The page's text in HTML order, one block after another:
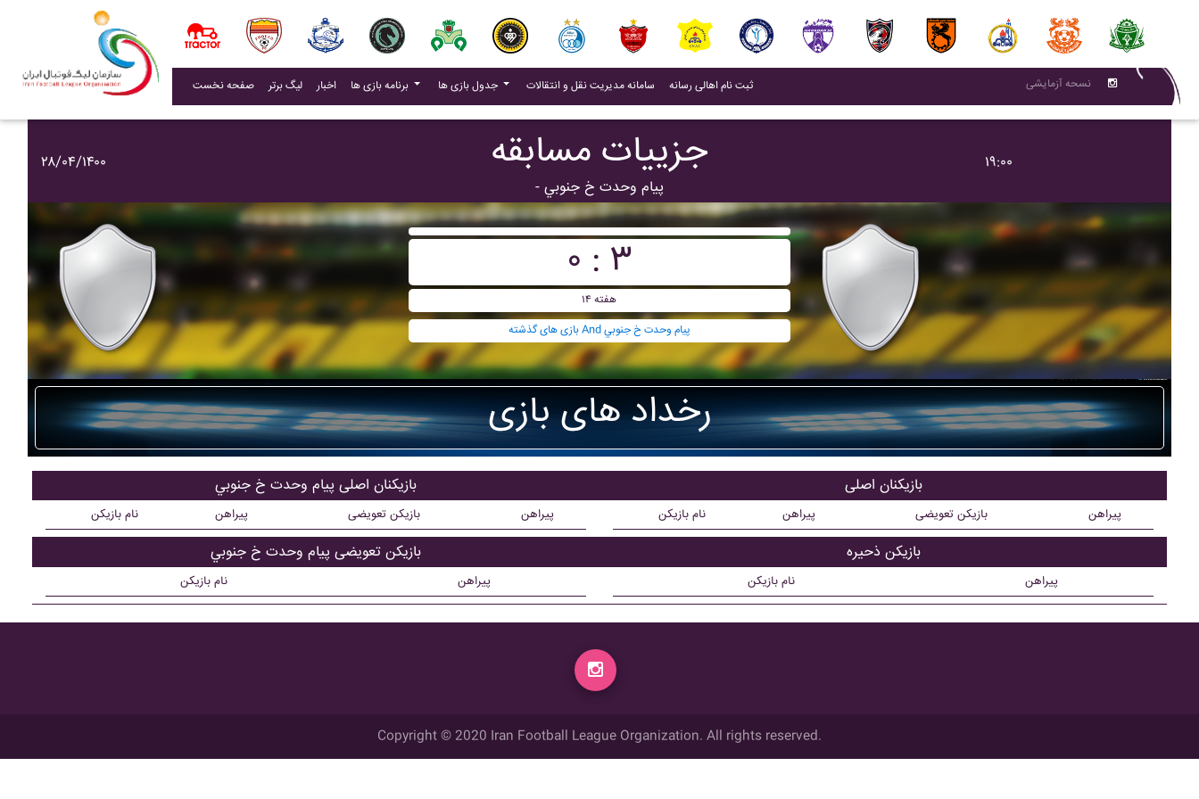
صفحه نخست لیگ برتر اخبار(current) برنامه بازی ها جدول بازی ها سامانه مدیریت نقل و انتقالات (current)
ثبت نام اهالی رسانه(current) نسحه آزمایشی
۲۸/۰۴/۱۴۰۰ جزییات مسابقه
- پيام وحدت خ جنوبي
۱۹:۰۰
۰ : ۳
هفته ۱۴
بازی های گذشته And پيام وحدت خ جنوبي
رخداد های بازی
بازیکنان اصلی پيام وحدت خ جنوبي
نام بازیکن پیراهن بازیکن تعویضی پیراهن
بازیکن تعویضی پيام وحدت خ جنوبي
نام بازیکن پیراهن
بازیکنان اصلی
نام بازیکن پیراهن بازیکن تعویضی پیراهن
بازیکن ذحیره
نام بازیکن پیراهن
Copyright © 2020 Iran Football League Organization. All rights reserved.